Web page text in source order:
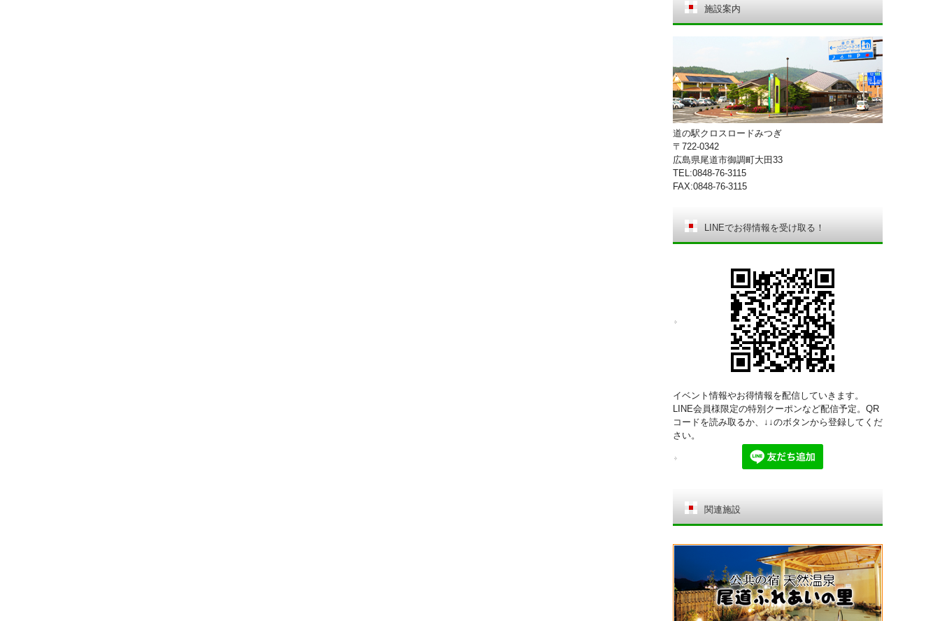
施設案内
道の駅クロスロードみつぎ
〒722-0342
広島県尾道市御調町大田33
TEL:0848-76-3115
FAX:0848-76-3115
LINEでお得情報を受け取る！
イベント情報やお得情報を配信していきます。
LINE会員様限定の特別クーポンなど配信予定。QR
コードを読み取るか、↓↓のボタンから登録してくだ
さい。
関連施設